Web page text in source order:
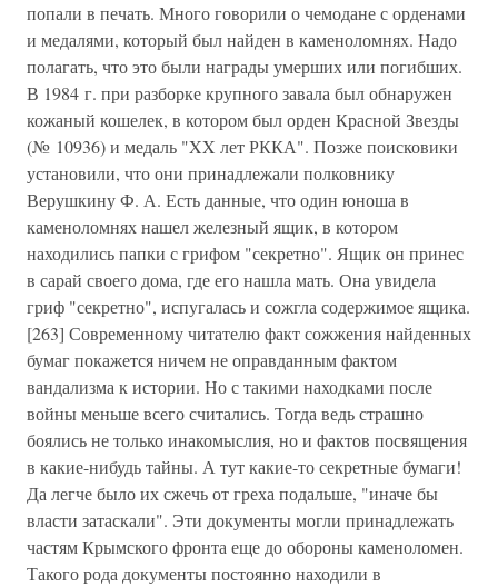
попали в печать. Много говорили о чемодане с орденами
и медалями, который был найден в каменоломнях. Надо
полагать, что это были награды умерших или погибших.
В 1984 г. при разборке крупного завала был обнаружен
кожаный кошелек, в котором был орден Красной Звезды
(№ 10936) и медаль "XX лет РККА". Позже поисковики
установили, что они принадлежали полковнику
Верушкину Ф. А. Есть данные, что один юноша в
каменоломнях нашел железный ящик, в котором
находились папки с грифом "секретно". Ящик он принес
в сарай своего дома, где его нашла мать. Она увидела
гриф "секретно", испугалась и сожгла содержимое ящика.
[263] Современному читателю факт сожжения найденных
бумаг покажется ничем не оправданным фактом
вандализма к истории. Но с такими находками после
войны меньше всего считались. Тогда ведь страшно
боялись не только инакомыслия, но и фактов посвящения
в какие-нибудь тайны. А тут какие-то секретные бумаги!
Да легче было их сжечь от греха подальше, "иначе бы
власти затаскали". Эти документы могли принадлежать
частям Крымского фронта еще до обороны каменоломен.
Такого рода документы постоянно находили в